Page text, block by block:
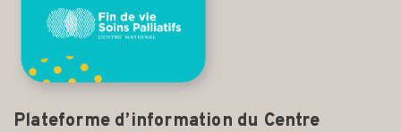
Plateforme d’information du Centre